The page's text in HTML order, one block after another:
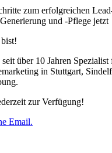
über 10 Jahren Spezialist
in Stuttgart,
zur Verfügung!
Email.